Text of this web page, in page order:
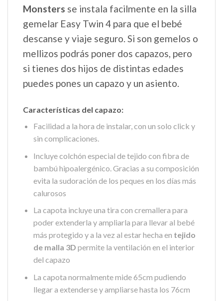
Monsters se instala facilmente en la silla
gemelar Easy Twin 4 para que el bebé
descanse y viaje seguro. Si son gemelos o
mellizos podrás poner dos capazos, pero
si tienes dos hijos de distintas edades
puedes pones un capazo y un asiento.
Características del capazo:
Facilidad a la hora de instalar, con un solo click y
sin complicaciones.
Incluye colchón especial de tejido con fibra de
bambú hipoalergénico. Gracias a su composición
evita la sudoración de los peques en los días más
calurosos
La capota incluye una tira con cremallera para
poder extenderla y ampliarla para llevar al bebé
más protegido y a la vez al estar hecha en tejido
de malla 3D permite la ventilación en el interior
del capazo
La capota normalmente mide 65cm pudiendo
llegar a extenderse y ampliarse hasta los 76cm